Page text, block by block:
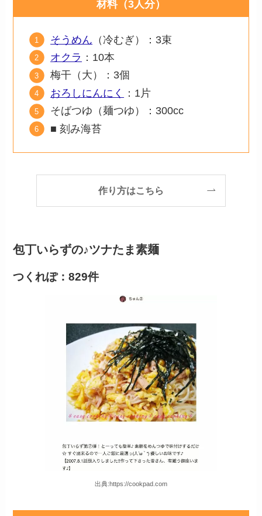
材料（3人分）
そうめん （冷むぎ）：3束
オクラ ：10本
梅干（大）：3個
おろしにんにく
：1片
そばつゆ（麺つゆ）：300cc
■ 刻み海苔
作り方はこちら
包丁いらずの♪ツナたま素麺
つくれぽ：829件
出典:https://cookpad.com